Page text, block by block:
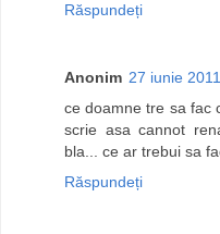
Răspundeți
Anonim 27 iunie
ce doamne tre sa fac
scrie asa cannot
bla... ce ar trebui sa
Răspundeți